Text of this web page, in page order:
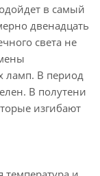
в самый
двенадцать
света не
ламп. В период
В полутени
изгибают